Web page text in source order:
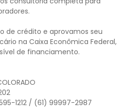
de crédito e aprovamos seu
na Caixa Econômica Federal,
de financiamento.
1212 / (61) 99997-2987